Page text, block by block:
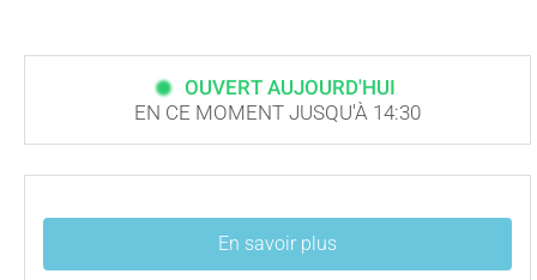
OUVERT AUJOURD'HUI
EN CE MOMENT JUSQU'À 14:30
En savoir plus